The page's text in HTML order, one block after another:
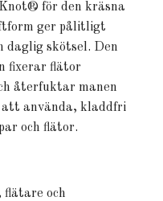
för den kräsna
ger pålitligt
daglig skötsel. Den
fixerar flätor
återfuktar manen
använda, kladdfri
och flätor.
flätare och